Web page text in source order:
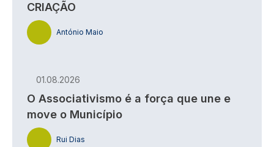
CRIAÇÃO
António Maio
01.08.2026
O Associativismo é a força que une e
move o Município
Rui Dias